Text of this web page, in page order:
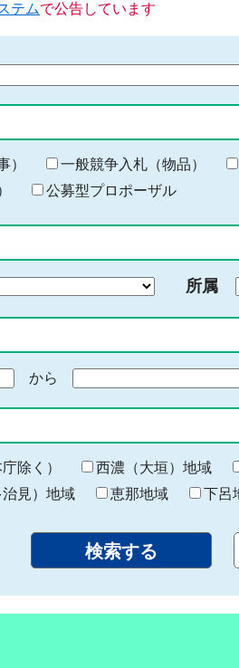
テムで公告しています
） 一般競争入札（物品）
公募型プロポーザル
所属
から
終
わ
り
除く） 西濃（大垣）地域
見）地域 恵那地域 下呂